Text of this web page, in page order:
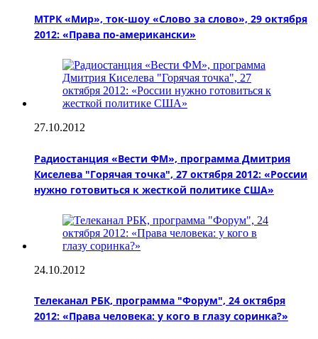
МТРК «Мир», ток-шоу «Слово за слово», 29 октября
2012: «Права по-американски»
27.10.2012
Радиостанция «Вести ФМ», программа Дмитрия
Киселева "Горячая точка", 27 октября 2012: «России
нужно готовиться к жесткой политике США»
24.10.2012
Телеканал РБК, программа "Форум", 24 октября
2012: «Права человека: у кого в глазу соринка?»